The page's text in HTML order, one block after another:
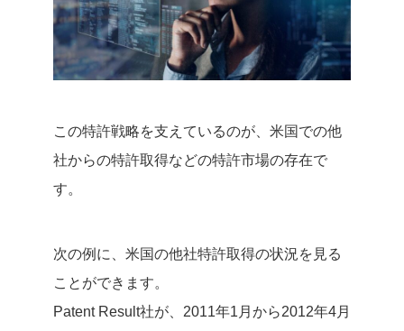
この特許戦略を支えているのが、米国での他
社からの特許取得などの特許市場の存在で
す。
次の例に、米国の他社特許取得の状況を見る
ことができます。
Patent Result社が、2011年1月から2012年4月